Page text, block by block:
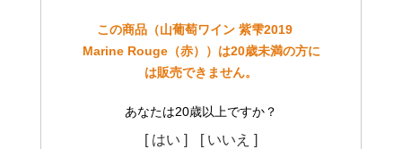
この商品（山葡萄ワイン 紫雫2019
Marine Rouge（赤））は20歳未満の方に
は販売できません。
あなたは20歳以上ですか？
[ はい ] [ いいえ ]